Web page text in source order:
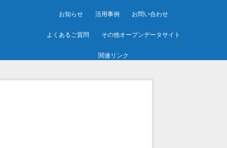
お知らせ 活用事例 お問い合わせ
よくあるご質問 その他オープンデータサイト
関連リンク